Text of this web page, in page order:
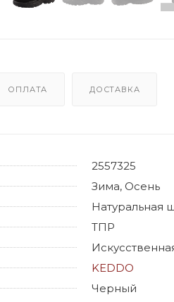
ОПЛАТА ДОСТАВКА
2557325
Зима, Осень
Натуральная
ТПР
KEDDO
Черный